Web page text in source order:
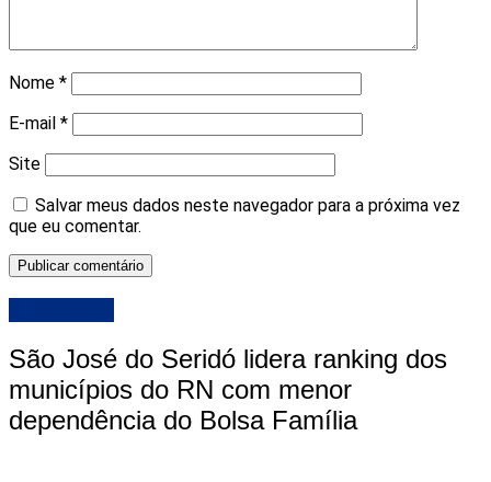
Nome *
E-mail *
Site
Salvar meus dados neste navegador para a próxima vez
que eu comentar.
São José do Seridó lidera ranking dos
municípios do RN com menor
dependência do Bolsa Família